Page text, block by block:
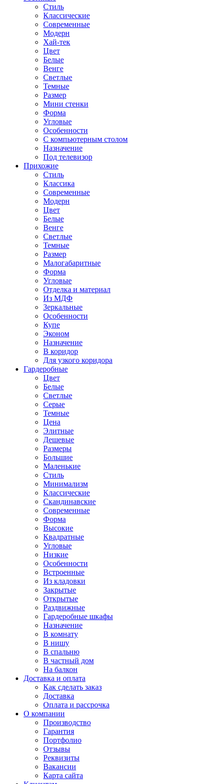
Стиль
Классические
Современные
Модерн
Хай-тек
Цвет
Белые
Венге
Светлые
Темные
Размер
Мини стенки
Форма
Угловые
Особенности
С компьютерным столом
Назначение
Под телевизор
Прихожие
Стиль
Классика
Современные
Модерн
Цвет
Белые
Венге
Светлые
Темные
Размер
Малогабаритные
Форма
Угловые
Отделка и материал
Из МДФ
Зеркальные
Особенности
Купе
Эконом
Назначение
В коридор
Для узкого коридора
Гардеробные
Цвет
Белые
Светлые
Серые
Темные
Цена
Элитные
Дешевые
Размеры
Большие
Маленькие
Стиль
Минимализм
Классические
Скандинавские
Современные
Форма
Высокие
Квадратные
Угловые
Низкие
Особенности
Встроенные
Из кладовки
Закрытые
Открытые
Раздвижные
Гардеробные шкафы
Назначение
В комнату
В нишу
В спальню
В частный дом
На балкон
Доставка и оплата
Как сделать заказ
Доставка
Оплата и рассрочка
О компании
Производство
Гарантия
Портфолио
Отзывы
Реквизиты
Вакансии
Карта сайта